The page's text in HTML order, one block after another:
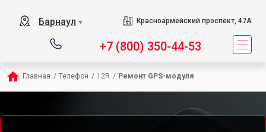
Барнаул ▼ Красноармейский проспект, 47А
+7 (800) 350-44-53
Главная / Телефон / 12R / Ремонт GPS-модуля